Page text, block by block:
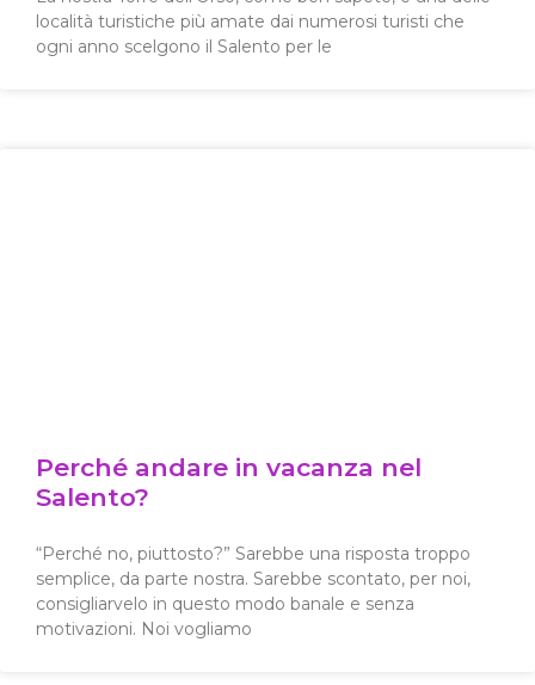
località turistiche più amate dai numerosi turisti che
ogni anno scelgono il Salento per le
Perché andare in vacanza nel
Salento?
“Perché no, piuttosto?” Sarebbe una risposta troppo
semplice, da parte nostra. Sarebbe scontato, per noi,
consigliarvelo in questo modo banale e senza
motivazioni. Noi vogliamo